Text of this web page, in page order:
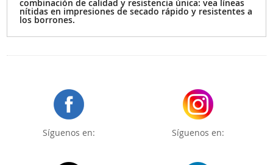
combinación de calidad y resistencia única: vea líneas
nítidas en impresiones de secado rápido y resistentes a
los borrones.
Síguenos en: Síguenos en: